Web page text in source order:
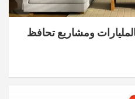
ومشاريع تحافظ